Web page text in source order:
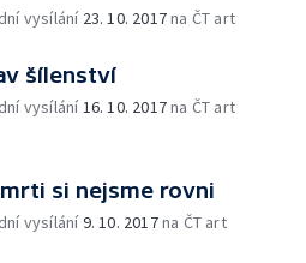
vysílání 23. 10. 2017na ČT art
šílenství
vysílání16. 10. 2017na ČT art
si nejsme rovni
vysílání9. 10. 2017na ČT art